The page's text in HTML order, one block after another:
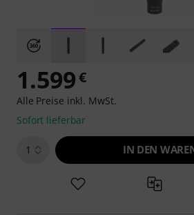
1.599€
Alle Preise inkl. MwSt.
Sofort lieferbar
1 IN DEN